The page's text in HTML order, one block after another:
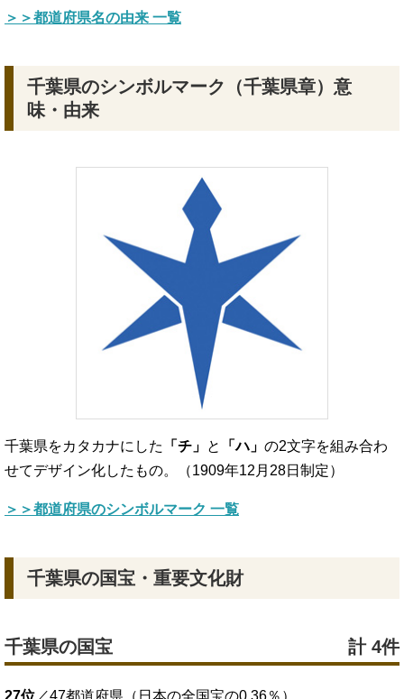
＞＞都道府県名の由来 一覧
千葉県のシンボルマーク（千葉県章）意
味・由来
千葉県をカタカナにした 「チ」 と 「ハ」 の2文字を組み合わ
せてデザイン化したもの。（1909年12月28日制定）
＞＞都道府県のシンボルマーク 一覧
千葉県の国宝・重要文化財
千葉県の国宝 計 4件
27位／47都道府県（日本の全国宝の0.36％）